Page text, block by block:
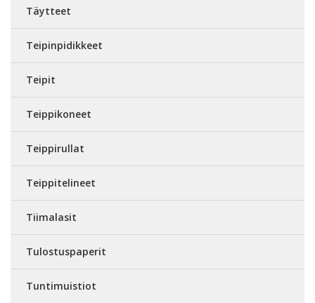
Täytteet
Teipinpidikkeet
Teipit
Teippikoneet
Teippirullat
Teippitelineet
Tiimalasit
Tulostuspaperit
Tuntimuistiot